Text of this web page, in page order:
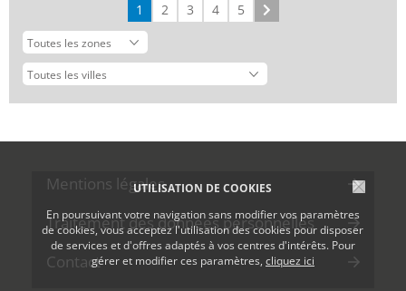
UTILISATION DE COOKIES
En poursuivant votre navigation sans modifier vos paramètres
de cookies, vous acceptez l'utilisation des cookies pour disposer
de services et d'offres adaptés à vos centres d'intérêts. Pour
gérer et modifier ces paramètres, cliquez ici
1 2 3 4 5
Mentions légales
Traitement des données personnelles
Contact